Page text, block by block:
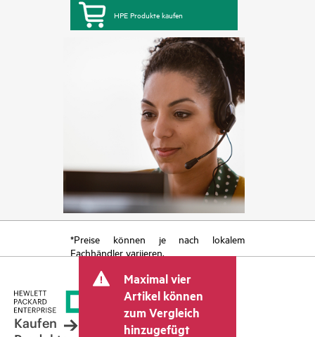
HPE Produkte kaufen
*Preise können je nach lokalem
Fachhändler variieren.
Maximal vier
Artikel können
zum Vergleich
hinzugefügt
Kaufen